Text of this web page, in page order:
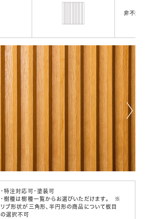
非不燃
・特注対応可・塗装可
・樹種は樹種一覧からお選びいただけます。 ※
リブ形状が三角形、半円形の商品について板目
の選択不可